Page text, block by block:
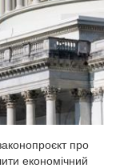
про
економічний